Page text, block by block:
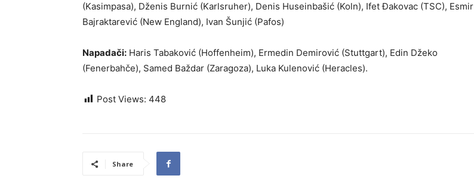
(Kasimpasa), Dženis Burnić (Karlsruher), Denis Huseinbašić (Koln), Ifet Đakovac (TSC), Esmir
Bajraktarević (New England), Ivan Šunjić (Pafos)
Napadači: Haris Tabaković (Hoffenheim), Ermedin Demirović (Stuttgart), Edin Džeko
(Fenerbahče), Samed Baždar (Zaragoza), Luka Kulenović (Heracles).
Post Views: 448
Share